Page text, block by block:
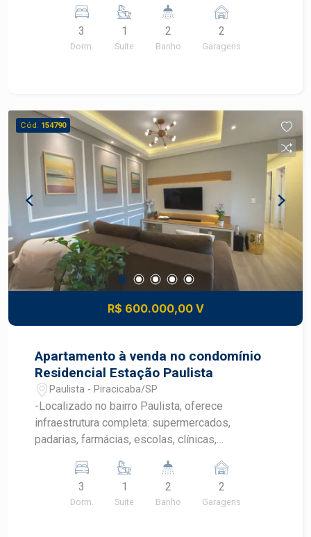
ambientes; - Cozinha planejada; - Lavanderia com
despensa; - 02 vagas de garagem Agende uma
3
Dorm.
1
Suite
2
Banho
2
Garagens
Cód. 154790
R$ 600.000,00 V
Apartamento à venda no condomínio
Residencial Estação Paulista
Paulista - Piracicaba/SP
-Localizado no bairro Paulista, oferece
infraestrutura completa: supermercados,
padarias, farmácias, escolas, clínicas,
conta ainda com opções de lazer ao ar livre,
como espaço para caminhada na Estação
Paulista e proximidade ao parque da Rua do
3
Dorm.
1
Suite
2
Banho
2
Garagens